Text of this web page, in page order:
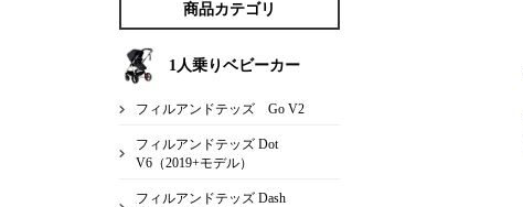
商品カテゴリ
1人乗りベビーカー
フィルアンドテッズ Go V2
フィルアンドテッズ Dot
V6（2019+モデル）
フィルアンドテッズ Dash